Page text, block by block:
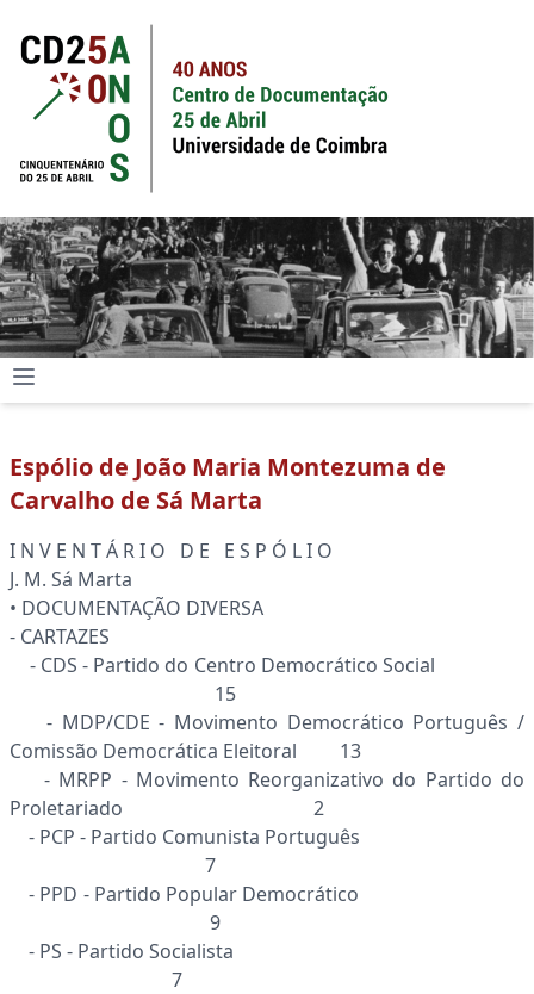
Espólio de João Maria Montezuma de
Carvalho de Sá Marta
I N V E N T Á R I O D E E S P Ó L I O
J. M. Sá Marta
• DOCUMENTAÇÃO DIVERSA
- CARTAZES
- CDS - Partido do Centro Democrático Social
15
- MDP/CDE - Movimento Democrático Português /
Comissão Democrática Eleitoral 13
- MRPP - Movimento Reorganizativo do Partido do
Proletariado 2
- PCP - Partido Comunista Português
7
- PPD - Partido Popular Democrático
9
- PS - Partido Socialista
7